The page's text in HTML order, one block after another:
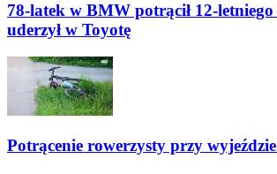
78-latek w BMW potrącił 12-
uderzył w Toyotę
Potrącenie rowerzysty przy wyjeździe